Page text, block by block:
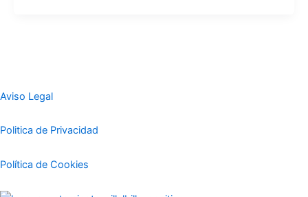
Aviso Legal
Politica de Privacidad
Política de Cookies